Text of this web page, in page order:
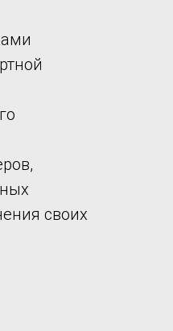
своих